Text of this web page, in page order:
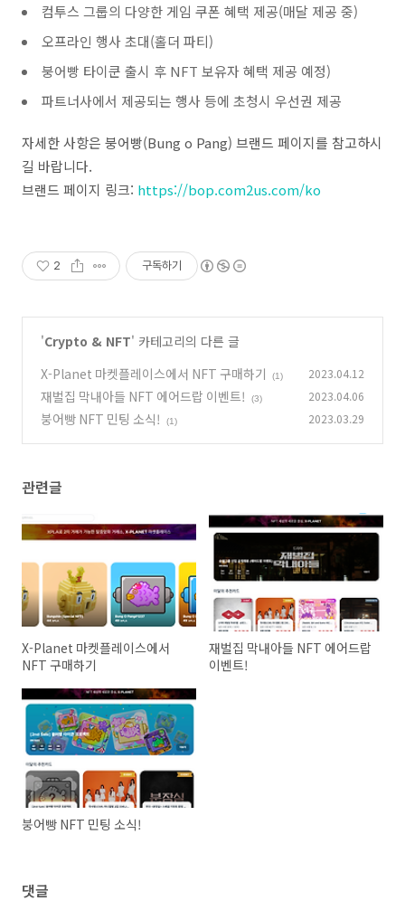
컴투스 그룹의 다양한 게임 쿠폰 혜택 제공(매달 제공 중)
오프라인 행사 초대(홀더 파티)
붕어빵 타이쿤 출시 후 NFT 보유자 혜택 제공 예정)
파트너사에서 제공되는 행사 등에 초청시 우선권 제공
자세한 사항은 붕어빵(Bung o Pang) 브랜드 페이지를 참고하시
길 바랍니다.
브랜드 페이지 링크: https://bop.com2us.com/ko
2 구독하기
'Crypto & NFT' 카테고리의 다른 글
X-Planet 마켓플레이스에서 NFT 구매하기
(1) 2023.04.12
재벌집 막내아들 NFT 에어드랍 이벤트! (3) 2023.04.06
붕어빵 NFT 민팅 소식! (1) 2023.03.29
관련글
X-Planet 마켓플레이스에서
NFT 구매하기
재벌집 막내아들 NFT 에어드랍
이벤트!
붕어빵 NFT 민팅 소식!
댓글